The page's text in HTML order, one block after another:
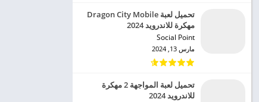
تحميل لعبة Dragon City Mobile
مهكرة للاندرويد 2024
Social Point‏
مارس 13, 2024
تحميل لعبة المواجهة 2 مهكرة
للاندرويد 2024